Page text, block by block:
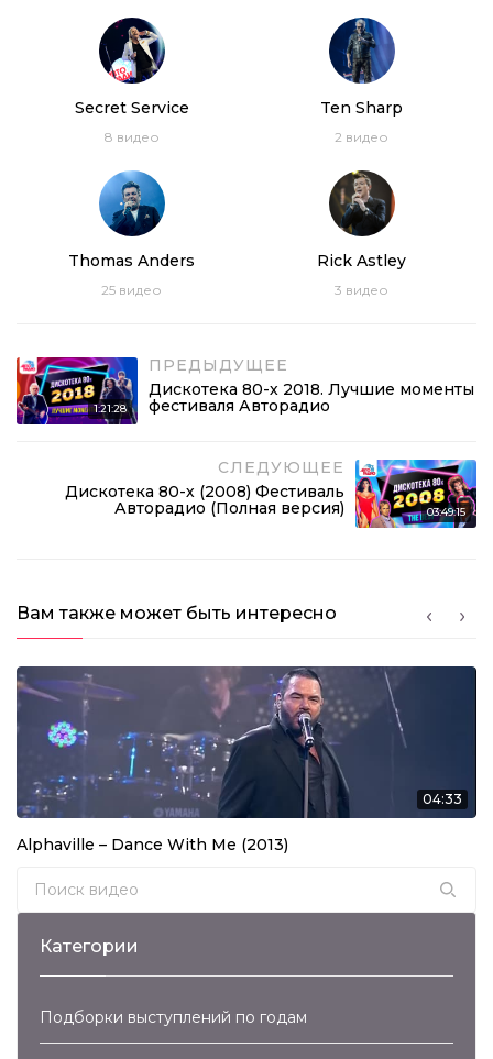
Secret Service
8 видео
Ten Sharp
2 видео
Thomas Anders
25 видео
Rick Astley
3 видео
1:21:28
ПРЕДЫДУЩЕЕ
Дискотека 80-х 2018. Лучшие моменты
фестиваля Авторадио
СЛЕДУЮЩЕЕ
Дискотека 80-х (2008) Фестиваль
Авторадио (Полная версия)
03:49:15
Вам также может быть интересно
04:33
Alphaville – Dance With Me (2013)
Search for:
Категории
Подборки выступлений по годам